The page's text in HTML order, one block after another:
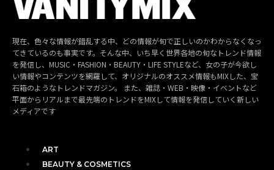
現在、色々な情報が錯乱する中、どの情報が旬で正しいのかわからなくなっ
てきているのも事実です。そんな中、いち早く世界各地の旬なトレンド情報
を発信し、MUSIC・FASHION・BEAUTY・LIFE STYLEなど、女の子が今欲し
い情報やコンテンツを網羅して、オリジナルのオススメ情報もMIXした、宝
石箱のようなトレンドマガジン。 また、雑誌・WEB・映像・イベントなど
平面からリアルまで最先端のトレンドをMIXして情報を発信していく新しい
メディアです
ART
BEAUTY & COSMETICS